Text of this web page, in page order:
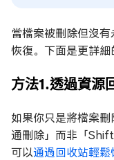
當檔案被刪除但沒
恢復。下面是更詳細
方法1.透過資源
如果你只是將檔案
通刪除」而非「
可以通過回收站輕鬆